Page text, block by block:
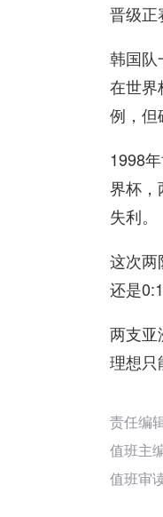
晋级正
韩国队
在世界
例，但
1998
界杯，
失利。
这次两
还是
两支亚
理想只
责任编
值班主
值班审